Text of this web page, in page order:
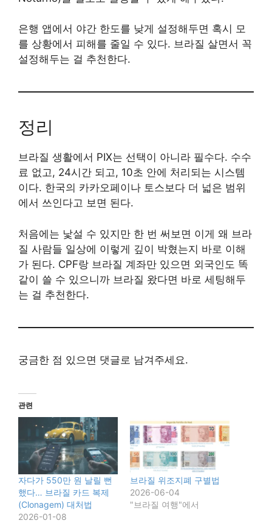
은행 앱에서 야간 한도를 낮게 설정해두면 혹시 모
를 상황에서 피해를 줄일 수 있다. 브라질 살면서 꼭
설정해두는 걸 추천한다.
정리
브라질 생활에서 PIX는 선택이 아니라 필수다. 수수
료 없고, 24시간 되고, 10초 안에 처리되는 시스템
이다. 한국의 카카오페이나 토스보다 더 넓은 범위
에서 쓰인다고 보면 된다.
처음에는 낯설 수 있지만 한 번 써보면 이게 왜 브라
질 사람들 일상에 이렇게 깊이 박혔는지 바로 이해
가 된다. CPF랑 브라질 계좌만 있으면 외국인도 똑
같이 쓸 수 있으니까 브라질 왔다면 바로 세팅해두
는 걸 추천한다.
궁금한 점 있으면 댓글로 남겨주세요.
관련
자다가 550만 원 날릴 뻔
했다… 브라질 카드 복제
(Clonagem) 대처법
2026-01-08
브라질 위조지폐 구별법
2026-06-04
"브라질 여행"에서